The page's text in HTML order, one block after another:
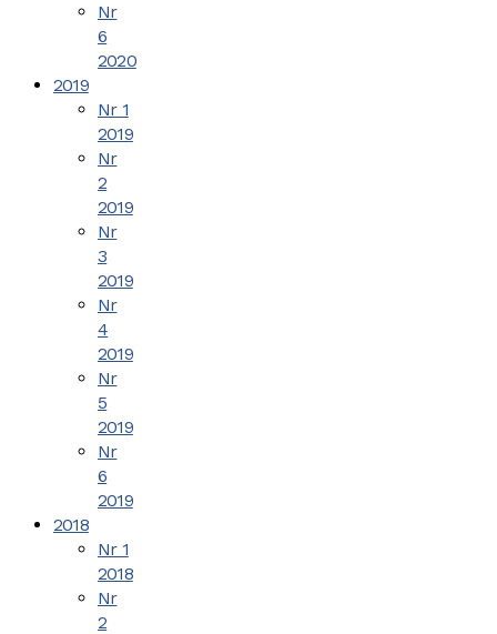
Nr
6
2020
2019
Nr 1
2019
Nr
2
2019
Nr
3
2019
Nr
4
2019
Nr
5
2019
Nr
6
2019
2018
Nr 1
2018
Nr
2